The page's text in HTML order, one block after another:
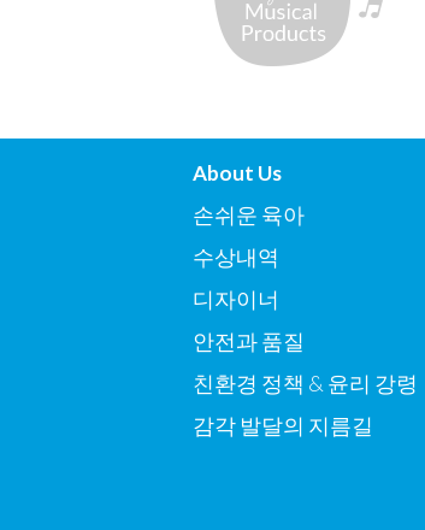
About Us
손쉬운 육아
수상내역
디자이너
안전과 품질
친환경 정책 & 윤리 강령
감각 발달의 지름길